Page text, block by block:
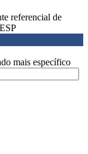
referencial de
mais específico